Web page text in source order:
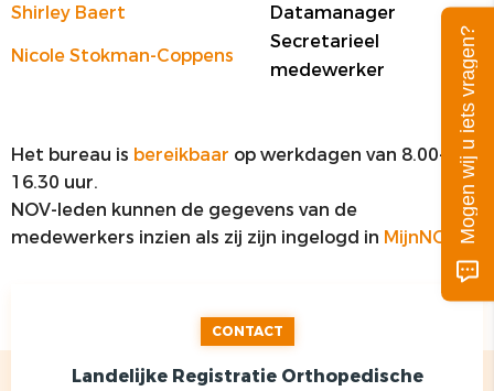
Shirley Baert
Datamanager
Nicole Stokman-Coppens
Secretarieel
medewerker
Het bureau is bereikbaar op werkdagen van 8.00-
16.30 uur.
NOV-leden kunnen de gegevens van de
medewerkers inzien als zij zijn ingelogd in MijnNOV .
CONTACT
Landelijke Registratie Orthopedische
Mogen wij u iets vragen?